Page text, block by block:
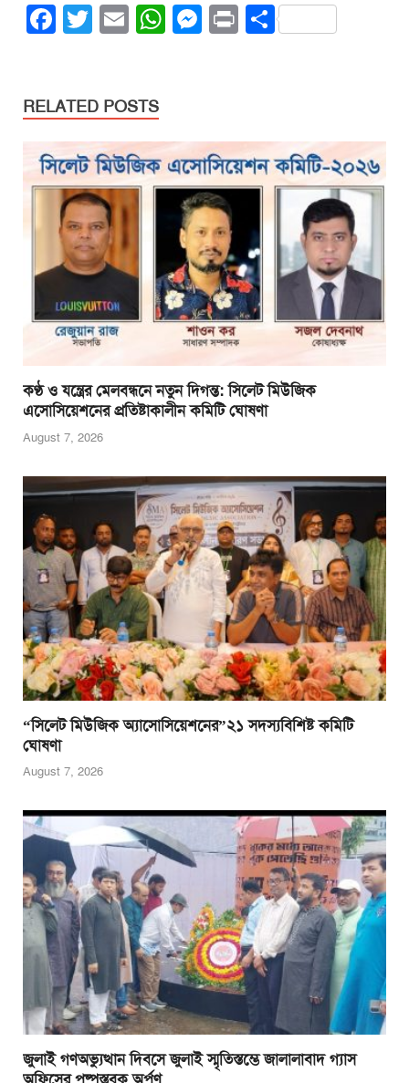
F
e
b
o
o
k
T
er
E
W
A
p
p
M
n
g
er
Pr S
RELATED POSTS
কণ্ঠ ও যন্ত্রের মেলবন্ধনে নতুন দিগন্ত: সিলেট মিউজিক
এসোসিয়েশনের প্রতিষ্টাকালীন কমিটি ঘোষণা
August 7, 2026
“সিলেট মিউজিক অ্যাসোসিয়েশনের”২১ সদস্যবিশিষ্ট কমিটি
ঘোষণা
August 7, 2026
জুলাই গণঅভ্যুত্থান দিবসে জুলাই স্মৃতিস্তম্ভে জালালাবাদ গ্যাস